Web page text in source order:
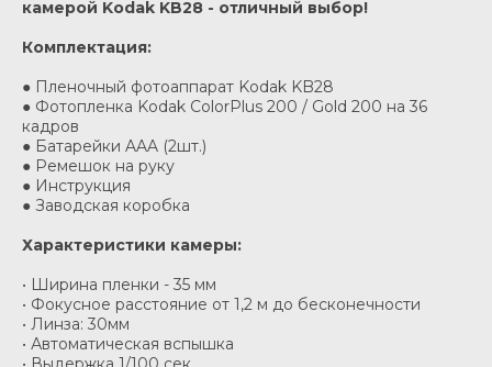
камерой Kodak KB28 - отличный выбор!
Комплектация:
● Пленочный фотоаппарат Kodak KB28
● Фотопленка Kodak ColorPlus 200 / Gold 200 на 36
кадров
● Батарейки AAA (2шт.)
● Ремешок на руку
● Инструкция
● Заводская коробка
Характеристики камеры:
• Ширина пленки - 35 мм
• Фокусное расстояние от 1,2 м до бесконечности
• Линза: 30мм
• Автоматическая вспышка